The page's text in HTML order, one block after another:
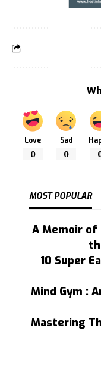
Love
0
Sad
0
MOST POPULAR
A Memoir of
10 Super
Mind Gym :
Mastering